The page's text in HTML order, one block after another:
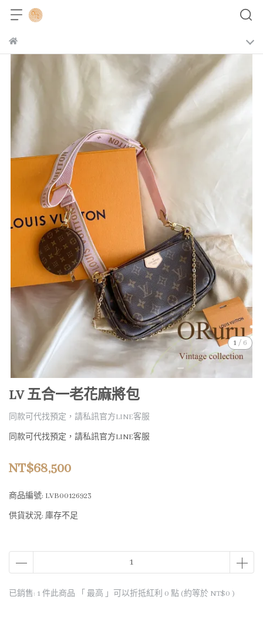
1 / 6
LV 五合一老花麻將包
同款可代找預定，請私訊官方LINE客服
同款可代找預定，請私訊官方LINE客服
NT$68,500
商品編號: LVB00126923
供貨狀況: 庫存不足
已銷售: 1 件此商品 「 最高 」可以折抵紅利 0 點 (約等於 NT$0 )